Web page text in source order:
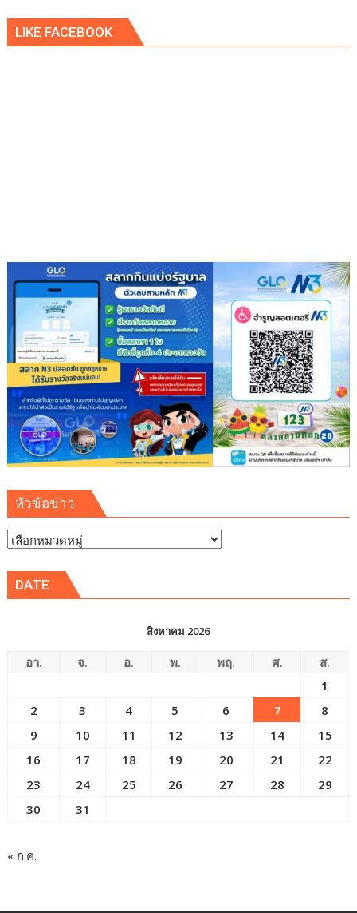
ชวน
หน้า
LIKE FACEBOOK
หัวข้อข่าว
หัวข้อ
DATE
สิงหาคม 2026
อา. จ. อ. พ. พฤ. ศ.
ส.
1
2
3 4 5 6 7
8
9
10 11 12 13 14
15
16
17 18 19 20 21
22
23
24 25 26 27 28
29
30
31
« ก.ค.